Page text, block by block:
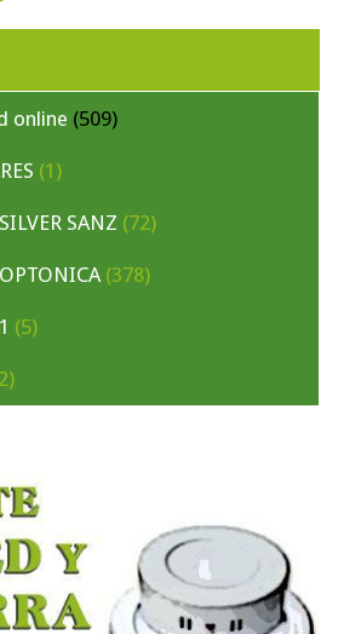
online (509)
(1)
SANZ (72)
(378)
(5)